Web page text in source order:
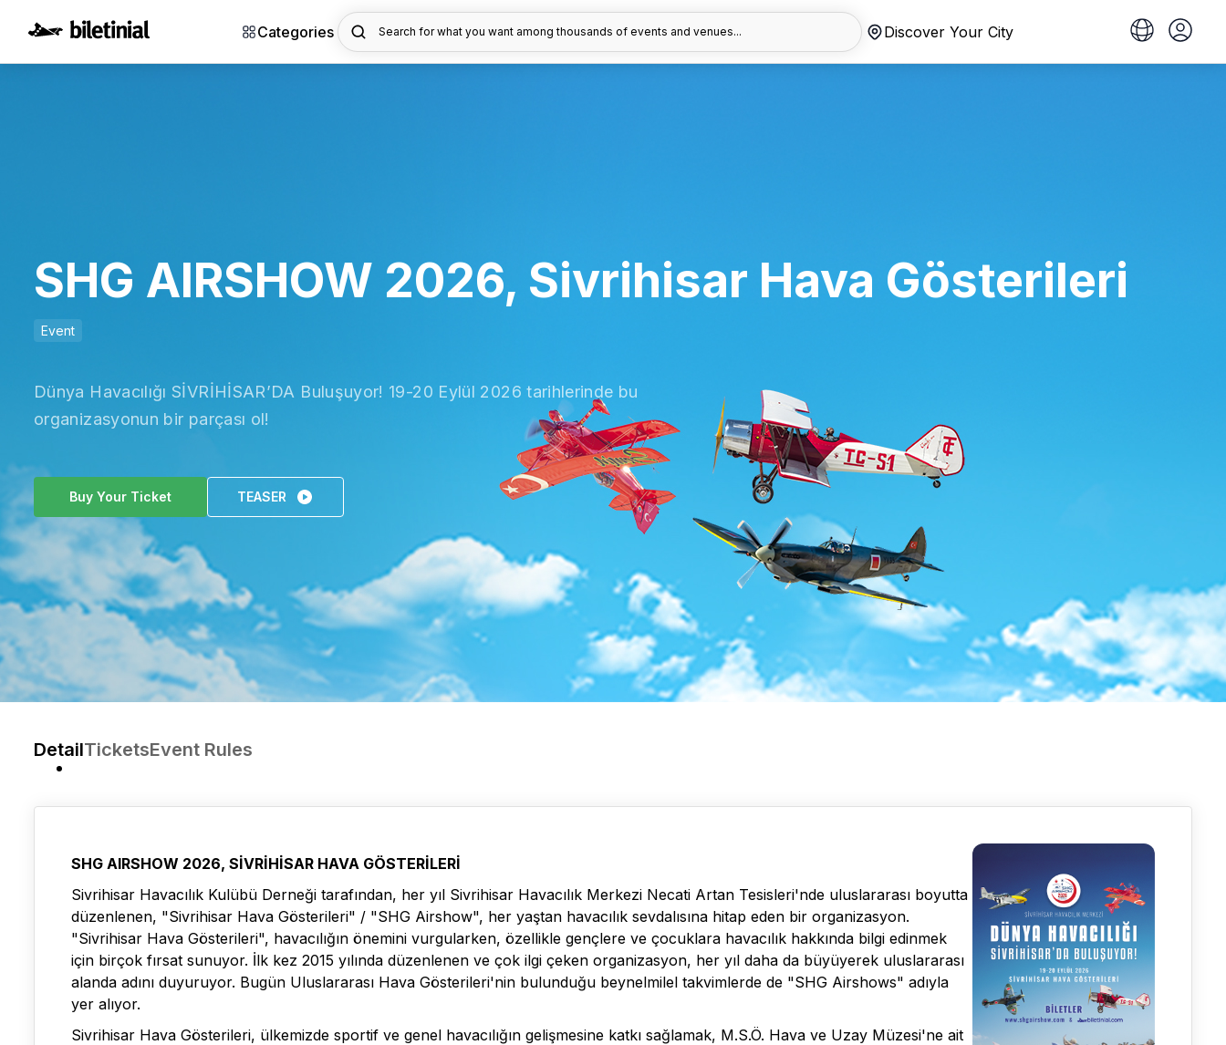
Categories Search for what you want among thousands of events and venues... Discover Your City
SHG AIRSHOW 2026, Sivrihisar Hava Gösterileri
Event
Dünya Havacılığı SİVRİHİSAR’DA Buluşuyor! 19-20 Eylül 2026 tarihlerinde bu
organizasyonun bir parçası ol!
Buy Your Ticket TEASER
DetailTicketsEvent Rules
SHG AIRSHOW 2026, SİVRİHİSAR HAVA GÖSTERİLERİ
Sivrihisar Havacılık Kulübü Derneği tarafından, her yıl Sivrihisar Havacılık Merkezi Necati Artan Tesisleri'nde uluslararası boyutta
düzenlenen, "Sivrihisar Hava Gösterileri" / "SHG Airshow", her yaştan havacılık sevdalısına hitap eden bir organizasyon.
"Sivrihisar Hava Gösterileri", havacılığın önemini vurgularken, özellikle gençlere ve çocuklara havacılık hakkında bilgi edinmek
için birçok fırsat sunuyor. İlk kez 2015 yılında düzenlenen ve çok ilgi çeken organizasyon, her yıl daha da büyüyerek uluslararası
alanda adını duyuruyor. Bugün Uluslararası Hava Gösterileri'nin bulunduğu beynelmilel takvimlerde de "SHG Airshows" adıyla
yer alıyor.
Sivrihisar Hava Gösterileri, ülkemizde sportif ve genel havacılığın gelişmesine katkı sağlamak, M.S.Ö. Hava ve Uzay Müzesi'ne ait